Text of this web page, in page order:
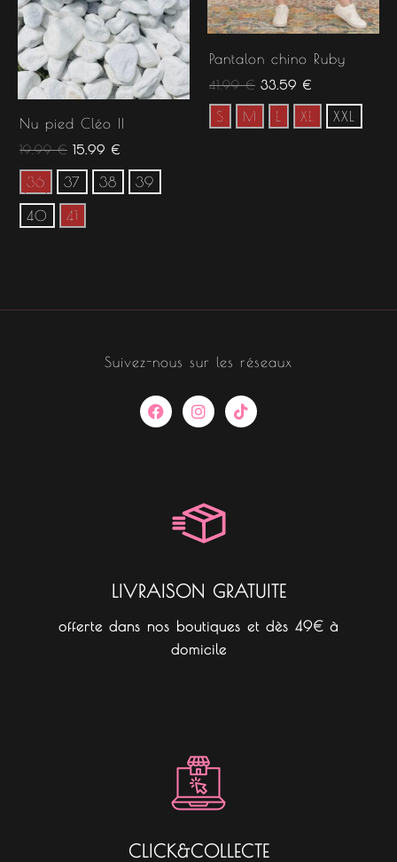
Nu pied Cléo II
19.99€ 15.99 €
36 37 38 39
40 41
Pantalon chino Ruby
41.99€ 33.59 €
S M L XL XXL
Suivez-nous sur les réseaux
F
a
c
I
n
s
a
m
T
i
k
LIVRAISON GRATUITE
offerte dans nos boutiques et dès 49€ à
domicile
CLICK&COLLECTE